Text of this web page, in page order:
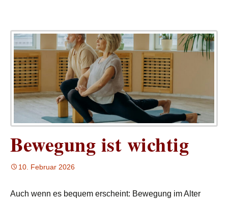
Bewegung ist wichtig
10. Februar 2026
Auch wenn es bequem erscheint: Bewegung im Alter